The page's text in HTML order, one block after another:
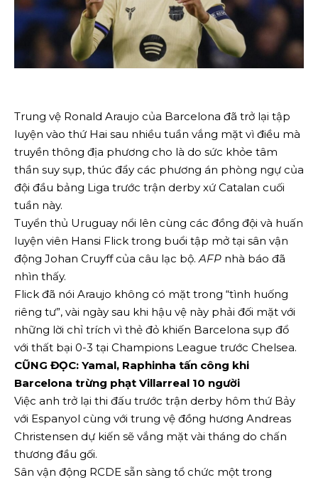
Trung vệ Ronald Araujo của Barcelona đã trở lại tập
luyện vào thứ Hai sau nhiều tuần vắng mặt vì điều mà
truyền thông địa phương cho là do sức khỏe tâm
thần suy sụp, thúc đẩy các phương án phòng ngự của
đội đầu bảng Liga trước trận derby xứ Catalan cuối
tuần này.
Tuyển thủ Uruguay nổi lên cùng các đồng đội và huấn
luyện viên Hansi Flick trong buổi tập mở tại sân vận
động Johan Cruyff của câu lạc bộ. AFP nhà báo đã
nhìn thấy.
Flick đã nói Araujo không có mặt trong “tình huống
riêng tư”, vài ngày sau khi hậu vệ này phải đối mặt với
những lời chỉ trích vì thẻ đỏ khiến Barcelona sụp đổ
với thất bại 0-3 tại Champions League trước Chelsea.
CŨNG ĐỌC: Yamal, Raphinha tấn công khi
Barcelona trừng phạt Villarreal 10 người
Việc anh trở lại thi đấu trước trận derby hôm thứ Bảy
với Espanyol cùng với trung vệ đồng hương Andreas
Christensen dự kiến ​​sẽ vắng mặt vài tháng do chấn
thương đầu gối.
Sân vận động RCDE sẵn sàng tổ chức một trong